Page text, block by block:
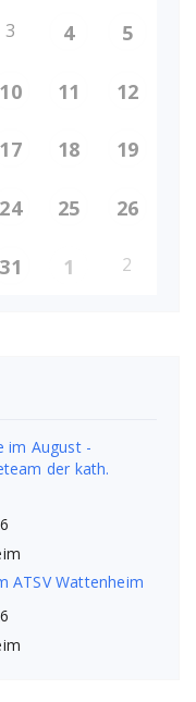
3 4 5
10 11 12
17 18 19
24 25 26
31 1 2
im August -
der kath.
ATSV Wattenheim